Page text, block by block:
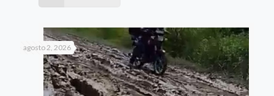
agosto 2, 2026